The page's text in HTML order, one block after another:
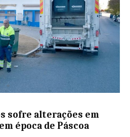
sofre alterações em
época de Páscoa